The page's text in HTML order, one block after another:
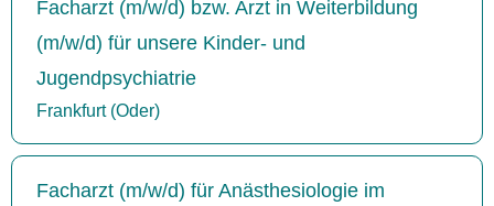
Facharzt (m/w/d) bzw. Arzt in Weiterbildung
(m/w/d) für unsere Kinder- und
Jugendpsychiatrie
Frankfurt (Oder)
Facharzt (m/w/d) für Anästhesiologie im